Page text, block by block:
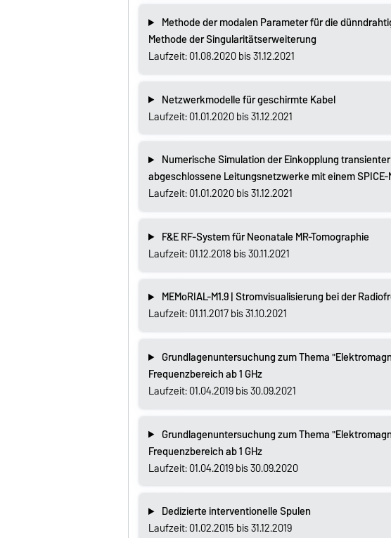
Methode der modalen Parameter für die
Methode der Singularitätserweiterung
Laufzeit: 01.08.2020 bis 31.12.2021
Netzwerkmodelle für geschirmte Kabel
Laufzeit: 01.01.2020 bis 31.12.2021
Numerische Simulation der Einkopplung
abgeschlossene Leitungsnetzwerke mit einem
Laufzeit: 01.01.2020 bis 31.12.2021
F&E RF-System für Neonatale MR-Tomographie
Laufzeit: 01.12.2018 bis 30.11.2021
MEMoRIAL-M1.9 | Stromvisualisierung bei der
Laufzeit: 01.11.2017 bis 31.10.2021
Grundlagenuntersuchung zum Thema
Frequenzbereich ab 1 GHz
Laufzeit: 01.04.2019 bis 30.09.2021
Grundlagenuntersuchung zum Thema
Frequenzbereich ab 1 GHz
Laufzeit: 01.04.2019 bis 30.09.2020
Dedizierte interventionelle Spulen
Laufzeit: 01.02.2015 bis 31.12.2019